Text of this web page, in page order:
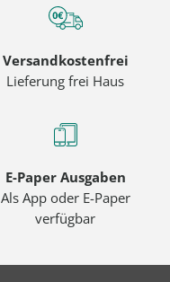
Versandkostenfrei
Lieferung frei Haus
E-Paper Ausgaben
Als App oder E-Paper
verfügbar